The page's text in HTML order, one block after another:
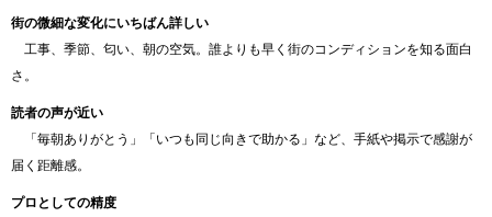
街の微細な変化にいちばん詳しい
工事、季節、匂い、朝の空気。誰よりも早く街のコンディションを知る面白
さ。
読者の声が近い
「毎朝ありがとう」「いつも同じ向きで助かる」など、手紙や掲示で感謝が
届く距離感。
プロとしての精度